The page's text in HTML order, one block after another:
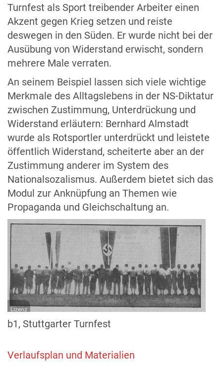
Turnfest als Sport treibender Arbeiter einen
Akzent gegen Krieg setzen und reiste
deswegen in den Süden. Er wurde nicht bei der
Ausübung von Widerstand erwischt, sondern
mehrere Male verraten.
An seinem Beispiel lassen sich viele wichtige
Merkmale des Alltagslebens in der NS-Diktatur
zwischen Zustimmung, Unterdrückung und
Widerstand erläutern: Bernhard Almstadt
wurde als Rotsportler unterdrückt und leistete
öffentlich Widerstand, scheiterte aber an der
Zustimmung anderer im System des
Nationalsozalismus. Außerdem bietet sich das
Modul zur Anknüpfung an Themen wie
Propaganda und Gleichschaltung an.
Lizenz
b1, Stuttgarter Turnfest
Verlaufsplan und Materialien